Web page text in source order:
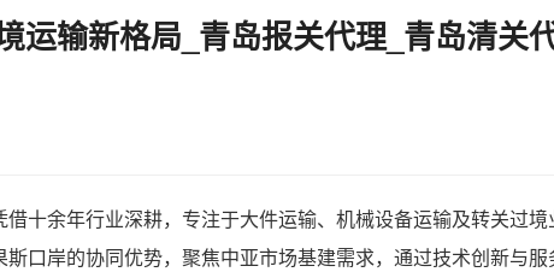
运输新格局_青岛报关代理_青岛清关
十余年行业深耕，专注于大件运输、 机械设备运输及转关过
口岸的协同优势，聚焦中亚市场基建需求，通过技术创新与